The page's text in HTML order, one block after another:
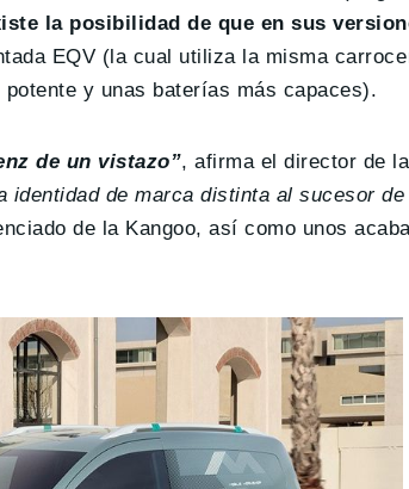
la posibilidad de que en sus
EQV (la cual utiliza la misma
y unas baterías más capaces).
de un vistazo”, afirma el director de
identidad de marca distinta al sucesor
de la Kangoo, así como unos